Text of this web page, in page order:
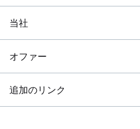
当社
オファー
追加のリンク